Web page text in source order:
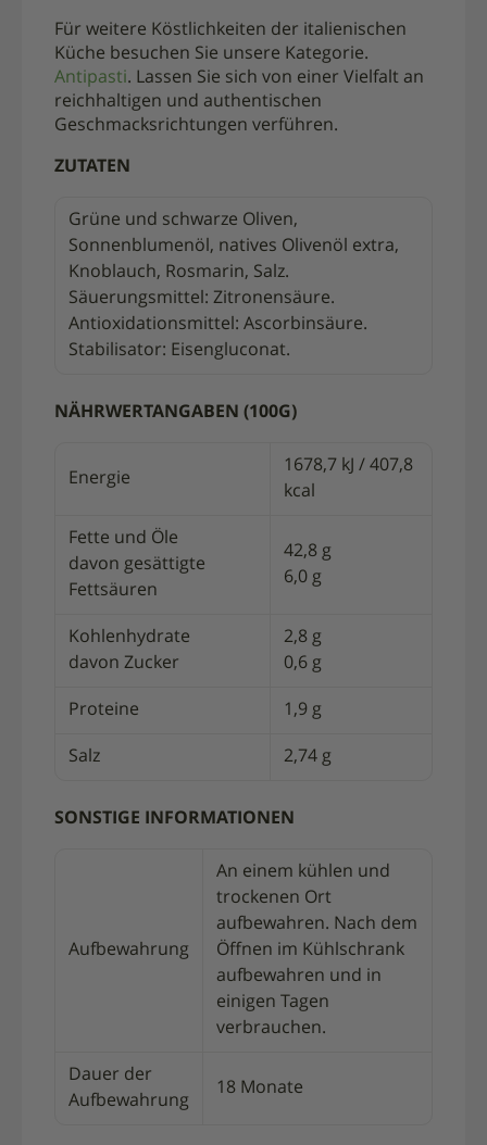
Für weitere Köstlichkeiten der italienischen
Küche besuchen Sie unsere Kategorie.
Antipasti. Lassen Sie sich von einer Vielfalt an
reichhaltigen und authentischen
Geschmacksrichtungen verführen.
ZUTATEN
Grüne und schwarze Oliven,
Sonnenblumenöl, natives Olivenöl extra,
Knoblauch, Rosmarin, Salz.
Säuerungsmittel: Zitronensäure.
Antioxidationsmittel: Ascorbinsäure.
Stabilisator: Eisengluconat.
NÄHRWERTANGABEN (100G)
Energie
1678,7 kJ / 407,8
kcal
Fette und Öle
davon gesättigte
Fettsäuren
42,8 g
6,0 g
Kohlenhydrate
davon Zucker
2,8 g
0,6 g
Proteine 1,9 g
Salz 2,74 g
SONSTIGE INFORMATIONEN
Aufbewahrung
An einem kühlen und
trockenen Ort
aufbewahren. Nach dem
Öffnen im Kühlschrank
aufbewahren und in
einigen Tagen
verbrauchen.
Dauer der
Aufbewahrung
18 Monate